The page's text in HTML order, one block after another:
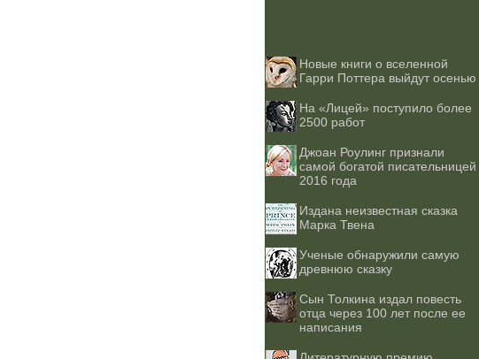
Новые книги о вселенной
Гарри Поттера выйдут осенью
На «Лицей» поступило более
2500 работ
Джоан Роулинг признали
самой богатой писательницей
2016 года
Издана неизвестная сказка
Марка Твена
Ученые обнаружили самую
древнюю сказку
Сын Толкина издал повесть
отца через 100 лет после ее
написания